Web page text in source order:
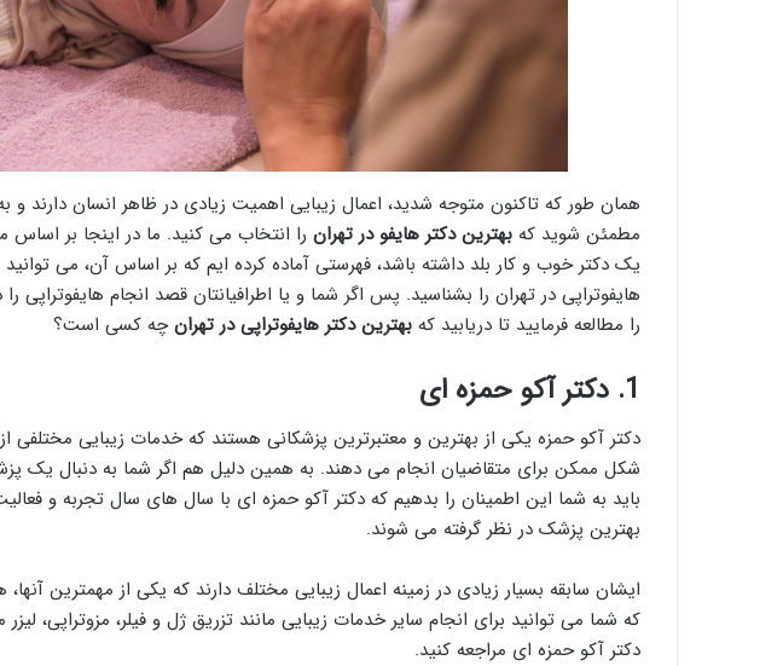
همان طور که تاکنون متوجه شدید، اعمال زیبایی اهمیت زیادی در ظاهر انسان دارند و
مطمئن شوید که بهترین دکتر هایفو در تهران را انتخاب می کنید. ما در اینجا بر اساس
یک دکتر خوب و کار بلد داشته باشد، فهرستی آماده کرده ایم که بر اساس آن، می
هایفوتراپی در تهران را بشناسید. پس اگر شما و یا اطرافیانتان قصد انجام هایفوتراپی را
را مطالعه فرمایید تا دریابید که بهترین دکتر هایفوتراپی در تهرانچه کسی است؟
1. دکتر آکو حمزه ای
دکتر آکو حمزه یکی از بهترین و معتبرترین پزشکانی هستند که خدمات زیبایی مختلفی از
شکل ممکن برای متقاضیان انجام می دهند. به همین دلیل هم اگر شما به دنبال
باید به شما این اطمینان را بدهیم که دکتر آکو حمزه ای با سال های سال تجربه و
بهترین پزشک در نظر گرفته می شوند.
ایشان سابقه بسیار زیادی در زمینه اعمال زیبایی مختلف دارند که یکی از مهمترین
دکتر آکو حمزه ای مراجعه کنید.